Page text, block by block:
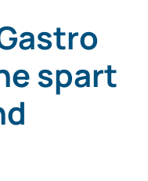
spart